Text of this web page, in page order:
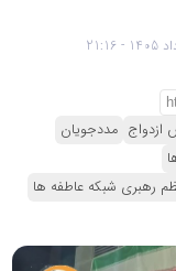
ازدواج مددجویان
رهبری شبکه عاطفه ها